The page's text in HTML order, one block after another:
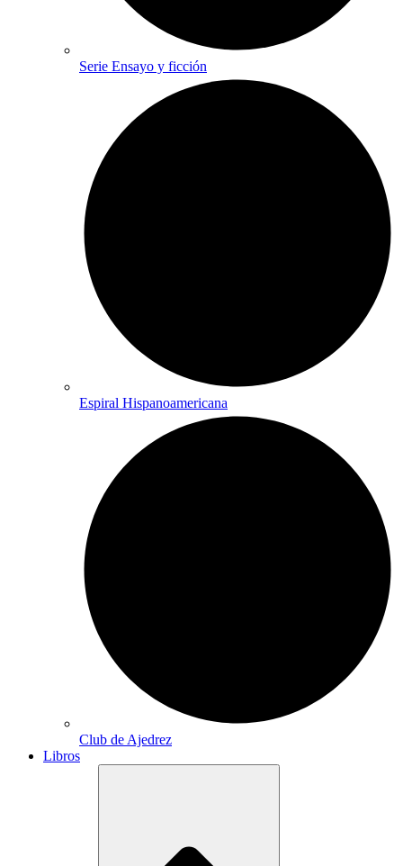
Serie Ensayo y ficción
Espiral Hispanoamericana
Club de Ajedrez
Libros